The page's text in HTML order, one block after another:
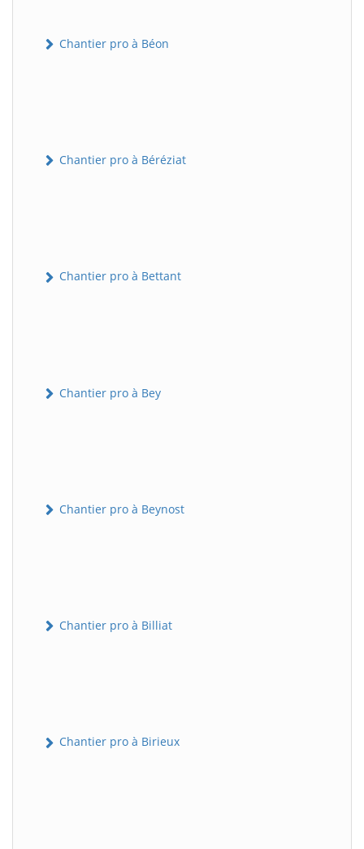
Chantier pro à Béon
Chantier pro à Béréziat
Chantier pro à Bettant
Chantier pro à Bey
Chantier pro à Beynost
Chantier pro à Billiat
Chantier pro à Birieux